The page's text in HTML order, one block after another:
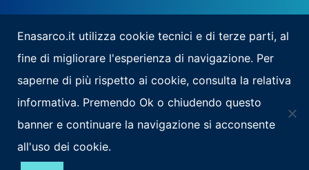
Scarica la nostra app per mobile
Note Legali Privacy
Enasarco.it utilizza cookie tecnici e di terze parti, al
fine di migliorare l'esperienza di navigazione. Per
saperne di più rispetto ai cookie, consulta la relativa
informativa. Premendo Ok o chiudendo questo
banner e continuare la navigazione si acconsente
all'uso dei cookie.